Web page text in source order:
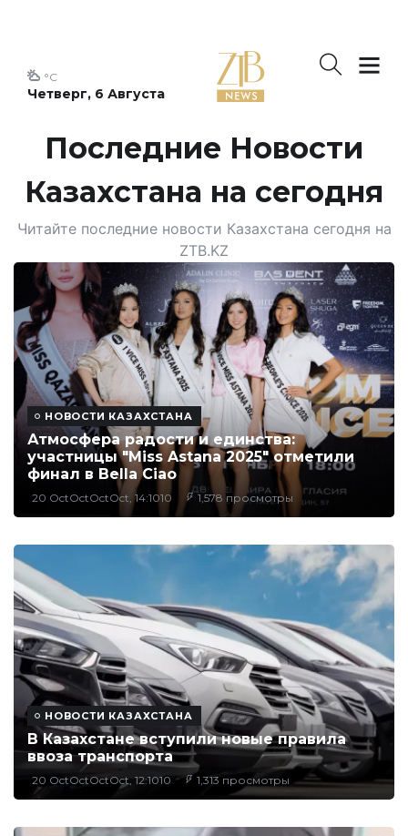
Четверг, 6 Августа
°C
Последние Новости
Казахстана на сегодня
Читайте последние новости Казахстана сегодня на
ZTB.KZ
НОВОСТИ КАЗАХСТАНА
Атмосфера радости и единства:
участницы "Miss Astana 2025" отметили
финал в Bella Ciao
20 OctOctOctOct, 14:1010 1,578 просмотры
НОВОСТИ КАЗАХСТАНА
В Казахстане вступили новые правила
ввоза транспорта
20 OctOctOctOct, 12:1010 1,313 просмотры